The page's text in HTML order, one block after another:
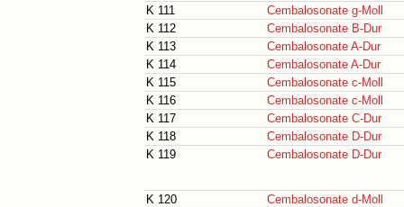
K 111
Cembalosonate g-Moll
K 112
Cembalosonate B-Dur
K 113
Cembalosonate A-Dur
K 114
Cembalosonate A-Dur
K 115
Cembalosonate c-Moll
K 116
Cembalosonate c-Moll
K 117
Cembalosonate C-Dur
K 118
Cembalosonate D-Dur
K 119
Cembalosonate D-Dur
K 120
Cembalosonate d-Moll